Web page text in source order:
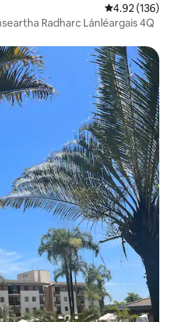
Meánrátáil
4.92 (136)
Radharc Lánléargais 4Q